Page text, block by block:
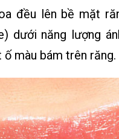
đều lên bề mặt
dưới năng lượng
màu bám trên răng.